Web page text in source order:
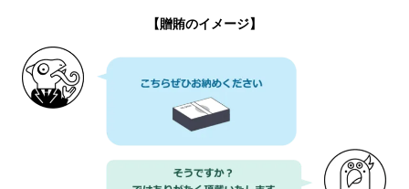
【贈賄のイメージ】